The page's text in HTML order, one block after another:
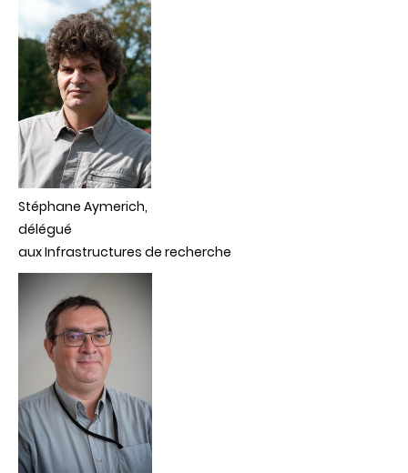
Stéphane Aymerich,
délégué
auxInfrastructures de recherche